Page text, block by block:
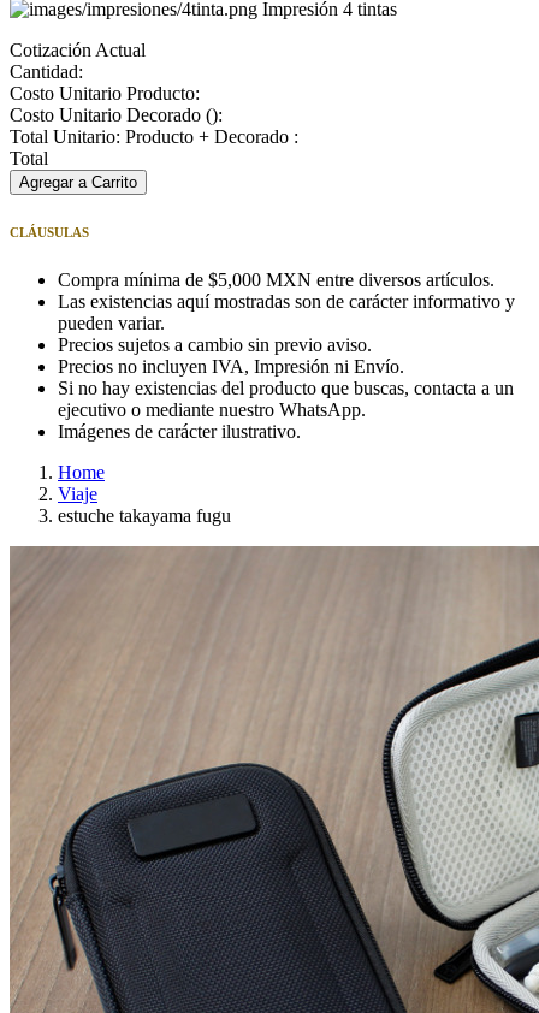
Impresión 4 tintas
Cotización Actual
Cantidad:
Costo Unitario Producto:
Costo Unitario Decorado ():
Total Unitario: Producto + Decorado :
Total
Agregar a Carrito
CLÁUSULAS
Compra mínima de $5,000 MXN entre diversos artículos.
Las existencias aquí mostradas son de carácter informativo y
pueden variar.
Precios sujetos a cambio sin previo aviso.
Precios no incluyen IVA, Impresión ni Envío.
Si no hay existencias del producto que buscas, contacta a un
ejecutivo o mediante nuestro WhatsApp.
Imágenes de carácter ilustrativo.
Home
Viaje
estuche takayama fugu